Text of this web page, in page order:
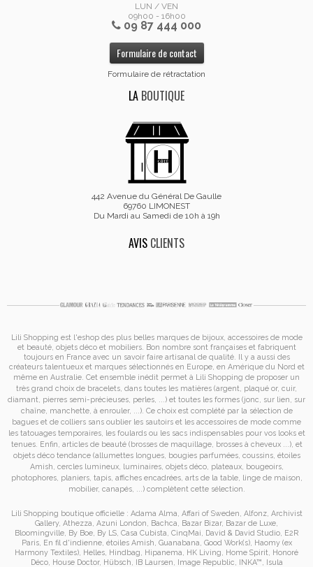
LUN / VEN
09h00 - 16h00
09 87 444 000
Formulaire de contact
Formulaire de rétractation
LA BOUTIQUE
442 Avenue du Général De Gaulle
69760 LIMONEST
Du Mardi au Samedi de 10h à 19h
AVIS CLIENTS
Lili Shopping est l'eshop des plus belles marques de bijoux, accessoires de mode
et beauté, objets déco et mobiliers. Bon nombre sont françaises et fabriquent
toujours en France avec un savoir faire artisanal de qualité. Il y a aussi des
créateurs talentueux et marques sélectionnés en Europe, en Amérique du Nord et
même en Australie. Cet ensemble inédit permet à Lili Shopping de proposer un
très grand choix de bracelets , dans toutes les matières (argent, plaqué or, cuir,
diamant, pierres semi-précieuses, perles, ...) et toutes les formes (jonc, sur lien, sur
chaîne, manchette, à enrouler, ...). Ce choix est complété par la sélection de
bagues et de colliers sans oublier les sautoirs et les accessoires de mode comme
les tatouages temporaires, les foulards ou les sacs indispensables pour vos looks et
tenues. Enfin, articles de beauté (brosses de maquillage, brosses à cheveux ...), et
objets déco tendance (allumettes longues, bougies parfumées, coussins, étoiles
Amish , cercles lumineux, luminaires, objets déco, plateaux, bougeoirs,
photophores, planiers, tapis, affiches encadrées, arts de la table, linge de maison,
mobilier, canapés, ...) complètent cette sélection.
Lili Shopping boutique officielle : Adama Alma Affari of Sweden Alfonz, Archivist
Gallery, Athezza Azuni London Bachca Bazar Bizar, Bazar de Luxe
Bloomingville By Boe By LS Casa Cubista CinqMai David & David Studio E2R
Paris, En fil d'indienne, étoiles Amish Guanabana Good Work(s), Haomy (ex
Harmony Textiles), Helles Hindbag Hipanema HK Living Home Spirit
Honoré
Déco, House Doctor, Hübsch IB Laursen Image Republic INKA™ Isula